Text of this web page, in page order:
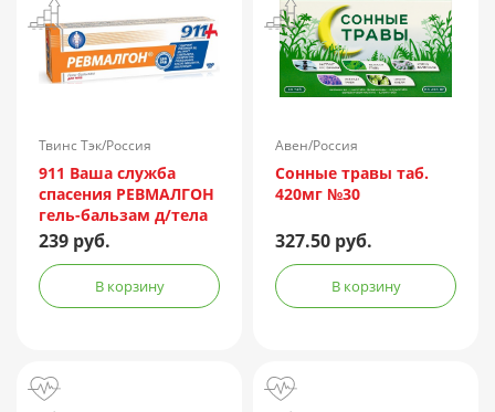
Твинс Тэк/Россия
911 Ваша служба
спасения РЕВМАЛГОН
гель-бальзам д/тела
100мл
239 руб.
В корзину
Авен/Россия
Сонные травы таб.
420мг №30
327.50 руб.
В корзину